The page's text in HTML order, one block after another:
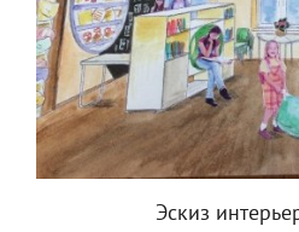
Эскиз